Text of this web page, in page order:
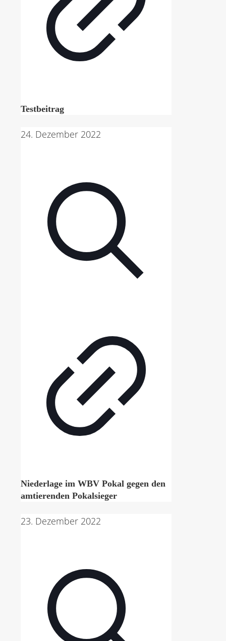
Testbeitrag
24. Dezember 2022
Niederlage im WBV Pokal gegen den
amtierenden Pokalsieger
23. Dezember 2022